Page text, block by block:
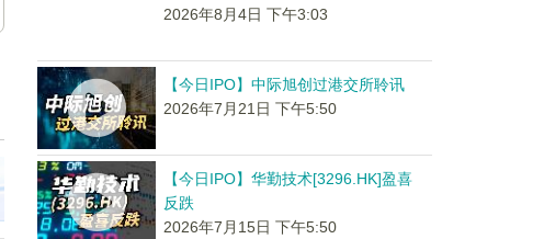
2026年8月4日 下午3:03
【今日IPO】中际旭创过港交所聆讯
2026年7月21日 下午5:50
【今日IPO】华勤技术[3296.HK]盈喜
反跌
2026年7月15日 下午5:50